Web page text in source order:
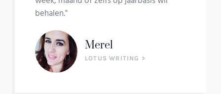
behalen."
Merel
LOTUS WRITING >